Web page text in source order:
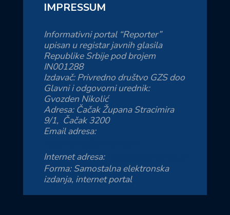
IMPRESSUM
Informativni portal “Reporter”
upisan u registar javnih glasila
Republike Srbije pod brojem
IN001288
Izdavač: Privredno društvo GZS doo
Glavni i odgovorni urednik:
Gvozden Nikolić
Adresa: Čačak Župana Stracimira
9/1, Čačak 3200
Email adresa:
Internet adresa:
Forma: Samostalna elektronska
izdanja, internet portal